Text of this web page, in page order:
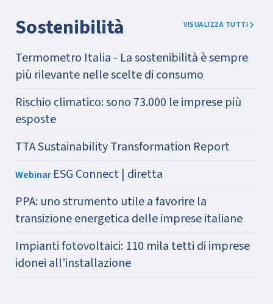
Sostenibilità VISUALIZZA TUTTI
Termometro Italia - La sostenibilità è sempre
più rilevante nelle scelte di consumo
Rischio climatico: sono 73.000 le imprese più
esposte
TTA Sustainability Transformation Report
Webinar ESG Connect | diretta
PPA: uno strumento utile a favorire la
transizione energetica delle imprese italiane
Impianti fotovoltaici: 110 mila tetti di imprese
idonei all’installazione